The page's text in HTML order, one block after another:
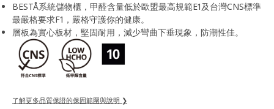
BESTÅ系統儲物櫃，甲醛含量低於歐盟最高規範E1及台灣CNS標準
最嚴格要求F1，嚴格守護你的健康。
層板為實心板材，堅固耐用，減少彎曲下垂現象，防潮性佳。
了解更多品質保證的保固範圍與說明 ❯